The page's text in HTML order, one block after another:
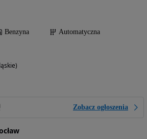
Benzyna
Automatyczna
Zobacz ogłoszenia